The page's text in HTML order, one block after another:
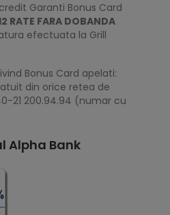
Garanti Bonus Card
RATE FARA DOBANDA
efectuata la Grill
Bonus Card apelati:
din orice retea de
21 200.94.94 (numar cu
Alpha Bank